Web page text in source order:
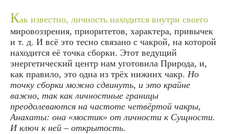
Как известно, личность находится внутри своего
мировоззрения, приоритетов, характера, привычек
и т. д. И всё это тесно связано с чакрой, на которой
находится её точка сборки. Этот ведущий
энергетический центр нам уготовила Природа, и,
как правило, это одна из трёх нижних чакр. Но
точку сборки можно сдвинуть, и это крайне
важно, так как личностные границы
преодолеваются на частоте четвёртой чакры,
Анахаты: она «мостик» от личности к Сущности.
И ключ к ней – открытость.